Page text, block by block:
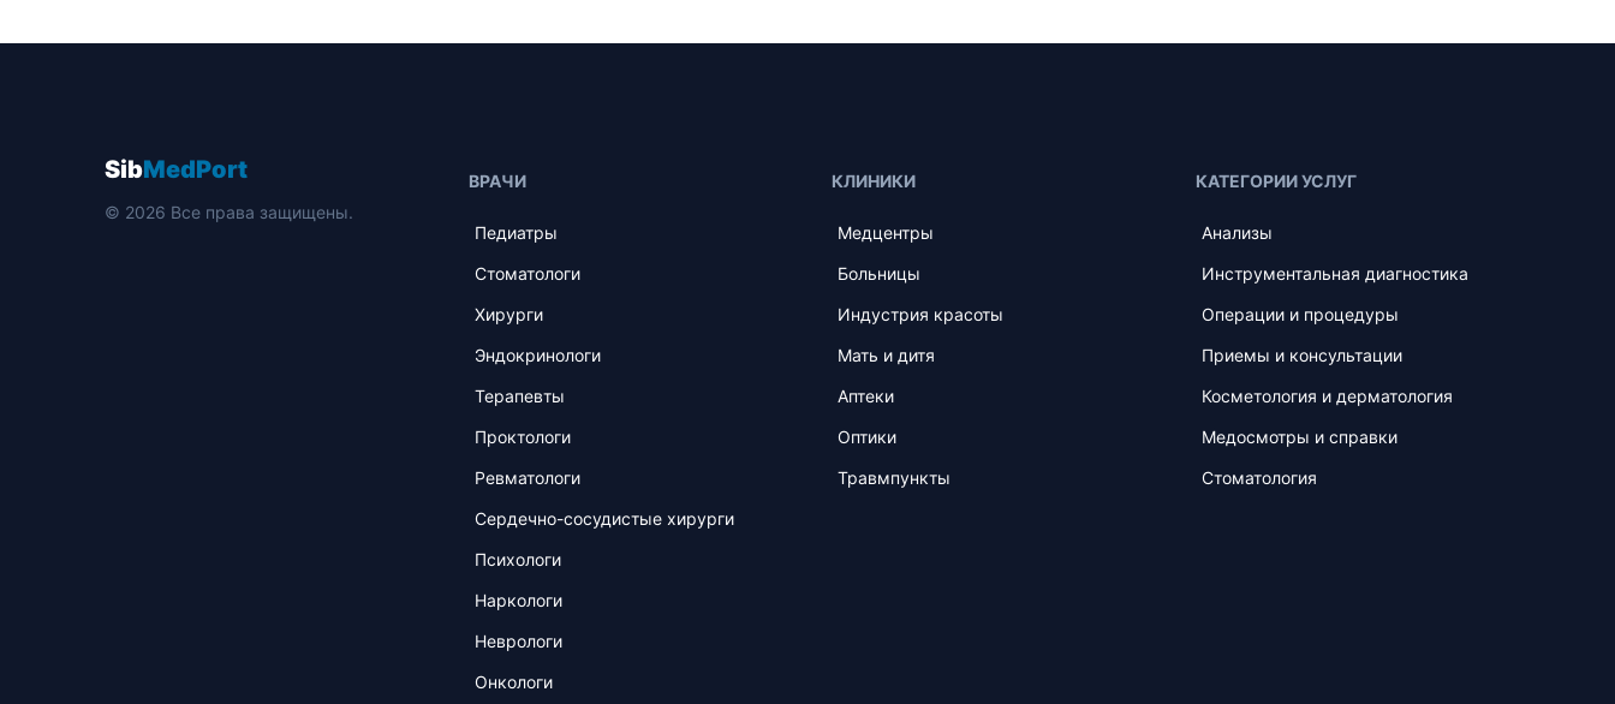
SibMedPort
© 2026 Все права защищены.
ВРАЧИ
Педиатры
Стоматологи
Хирурги
Эндокринологи
Терапевты
Проктологи
Ревматологи
Сердечно-сосудистые хирурги
Психологи
Наркологи
Неврологи
Онкологи
КЛИНИКИ
Медцентры
Больницы
Индустрия красоты
Мать и дитя
Аптеки
Оптики
Травмпункты
КАТЕГОРИИ УСЛУГ
Анализы
Инструментальная диагностика
Операции и процедуры
Приемы и консультации
Косметология и дерматология
Медосмотры и справки
Стоматология